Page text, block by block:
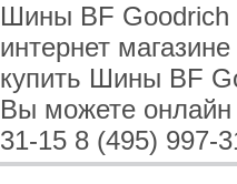
Шины BF Goodrich
интернет
купить Шины BF
Вы можете онлайн
31-15 8 (495) 997-